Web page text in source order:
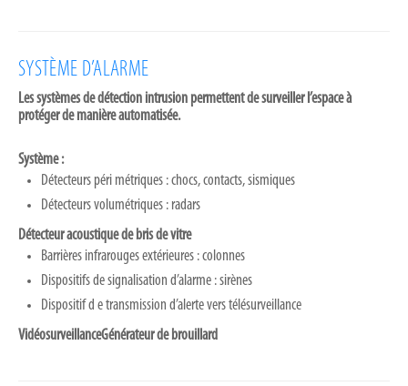
SYSTÈME D’ALARME
Les systèmes de détection intrusion permettent de surveiller l’espace à
protéger de manière automatisée.
Système :
Détecteurs péri métriques : chocs, contacts, sismiques
Détecteurs volumétriques : radars
Détecteur acoustique de bris de vitre
Barrières infrarouges extérieures : colonnes
Dispositifs de signalisation d’alarme : sirènes
Dispositif d e transmission d’alerte vers télésurveillance
VidéosurveillanceGénérateur de brouillard